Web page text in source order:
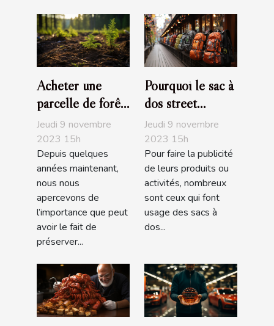
Acheter une
parcelle de forêt,
un investissement
écologique
Jeudi 9 novembre
2023 15h
Depuis quelques
années maintenant,
nous nous
apercevons de
l’importance que peut
avoir le fait de
préserver...
Pourquoi le sac à
dos street
marketing est
pratique ?
Jeudi 9 novembre
2023 15h
Pour faire la publicité
de leurs produits ou
activités, nombreux
sont ceux qui font
usage des sacs à
dos...